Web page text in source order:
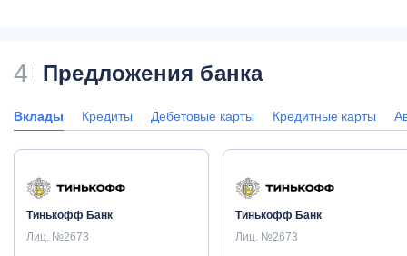
4 Предложения банка
Вклады Кредиты Дебетовые карты Кредитные карты
Тинькофф Банк
Лиц. №2673
Тинькофф Банк
Лиц. №2673